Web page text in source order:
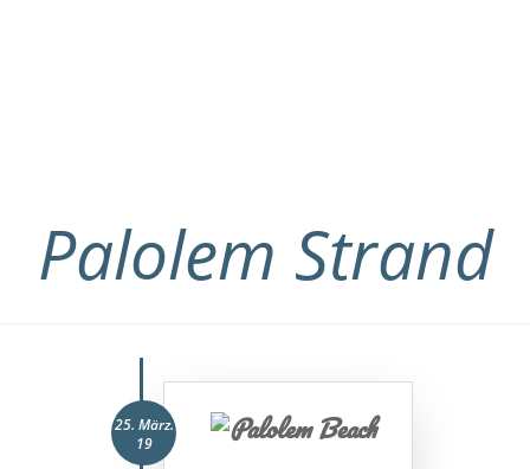
Palolem Strand
25. März.
19